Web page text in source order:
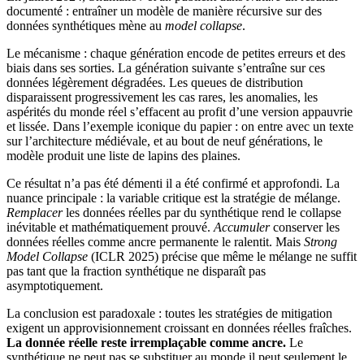
documenté : entraîner un modèle de manière récursive sur des
données synthétiques mène au model collapse.
Le mécanisme : chaque génération encode de petites erreurs et des
biais dans ses sorties. La génération suivante s’entraîne sur ces
données légèrement dégradées. Les queues de distribution
disparaissent progressivement les cas rares, les anomalies, les
aspérités du monde réel s’effacent au profit d’une version appauvrie
et lissée. Dans l’exemple iconique du papier : on entre avec un texte
sur l’architecture médiévale, et au bout de neuf générations, le
modèle produit une liste de lapins des plaines.
Ce résultat n’a pas été démenti il a été confirmé et approfondi. La
nuance principale : la variable critique est la stratégie de mélange.
Remplacerles données réelles par du synthétique rend le collapse
inévitable et mathématiquement prouvé. Accumulerconserver les
données réelles comme ancre permanente le ralentit. Mais Strong
Model Collapse (ICLR 2025) précise que même le mélange ne suffit
pas tant que la fraction synthétique ne disparaît pas
asymptotiquement.
La conclusion est paradoxale : toutes les stratégies de mitigation
exigent un approvisionnement croissant en données réelles fraîches.
La donnée réelle reste irremplaçable comme ancre. Le